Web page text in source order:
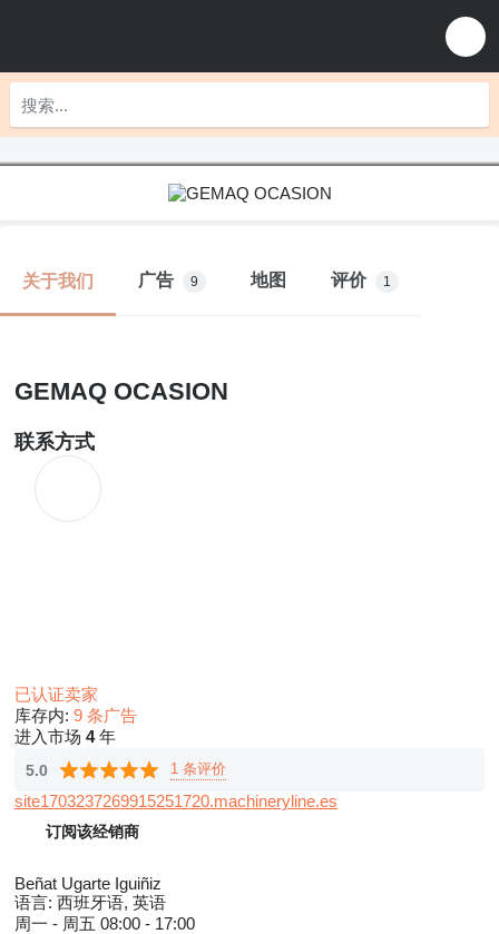
关于我们 广告 9 地图 评价 1
GEMAQ OCASION
联系方式
已认证卖家
库存内: 9 条广告
进入市场 4年
5.0 1 条评价
site1703237269915251720.machineryline.es
订阅该经销商
Beñat Ugarte Iguiñiz
语言: 西班牙语, 英语
周一 - 周五 08:00 - 17:00